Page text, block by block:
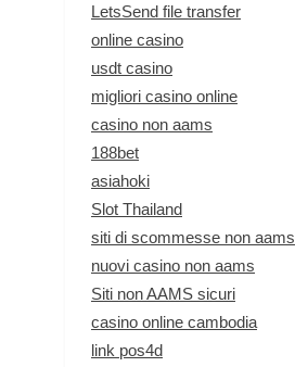
LetsSend file transfer
online casino
usdt casino
migliori casino online
casino non aams
188bet
asiahoki
Slot Thailand
siti di scommesse non aams
nuovi casino non aams
Siti non AAMS sicuri
casino online cambodia
link pos4d